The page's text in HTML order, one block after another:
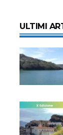
ULTIMI